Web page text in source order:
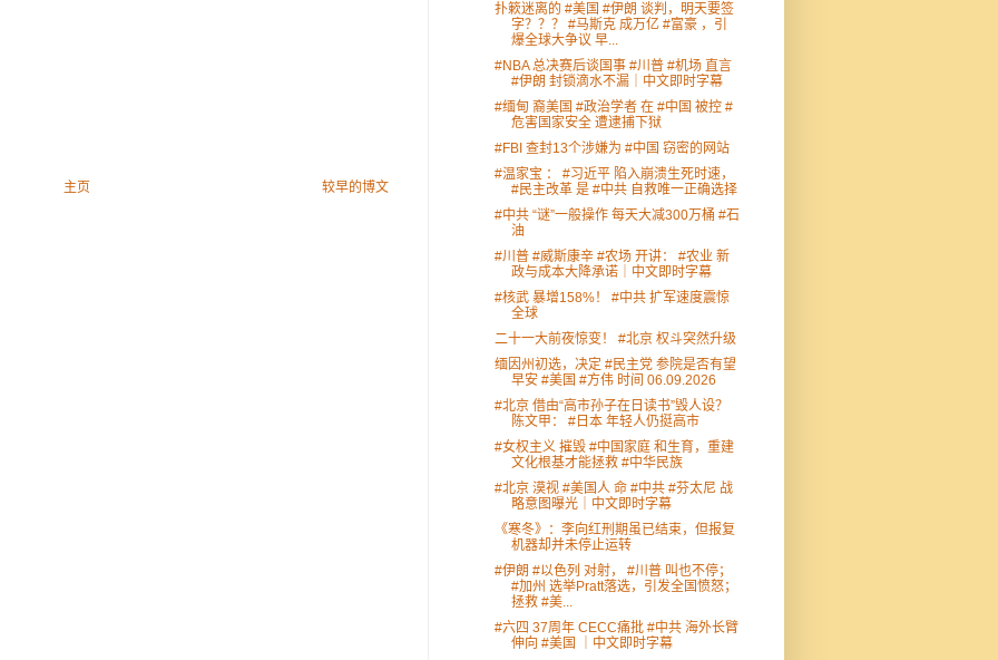
较早的博文
主页
扑簌迷离的 #美国 #伊朗 谈判，明天要签
字？？？ #马斯克 成万亿 #富豪 ，引
爆全球大争议 早...
#NBA 总决赛后谈国事 #川普 #机场 直言
#伊朗 封锁滴水不漏｜中文即时字幕
#缅甸 裔美国 #政治学者 在 #中国 被控 #
危害国家安全 遭逮捕下狱
#FBI 查封13个涉嫌为 #中国 窃密的网站
#温家宝 ： #习近平 陷入崩溃生死时速，
#民主改革 是 #中共 自救唯一正确选择
#中共 “谜”一般操作 每天大减300万桶 #石
油
#川普 #威斯康辛 #农场 开讲： #农业 新
政与成本大降承诺｜中文即时字幕
#核武 暴增158%！ #中共 扩军速度震惊
全球
二十一大前夜惊变！ #北京 权斗突然升级
缅因州初选，决定 #民主党 参院是否有望
早安 #美国 #方伟 时间 06.09.2026
#北京 借由“高市孙子在日读书”毁人设？
陈文甲： #日本 年轻人仍挺高市
#女权主义 摧毁 #中国家庭 和生育，重建
文化根基才能拯救 #中华民族
#北京 漠视 #美国人 命 #中共 #芬太尼 战
略意图曝光｜中文即时字幕
《寒冬》：李向红刑期虽已结束，但报复
机器却并未停止运转
#伊朗 #以色列 对射， #川普 叫也不停；
#加州 选举Pratt落选，引发全国愤怒；
拯救 #美...
#六四 37周年 CECC痛批 #中共 海外长臂
伸向 #美国 ｜中文即时字幕